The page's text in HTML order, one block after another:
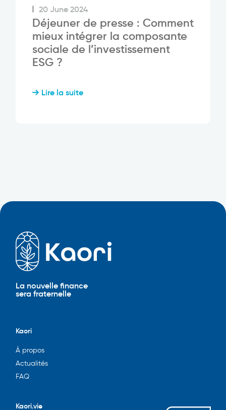
20 June 2024
Déjeuner de presse : Comment
mieux intégrer la composante
sociale de l’investissement
ESG ?
Lire la suite
La nouvelle finance
sera fraternelle
Kaori
À propos
Actualités
FAQ
Kaori.vie